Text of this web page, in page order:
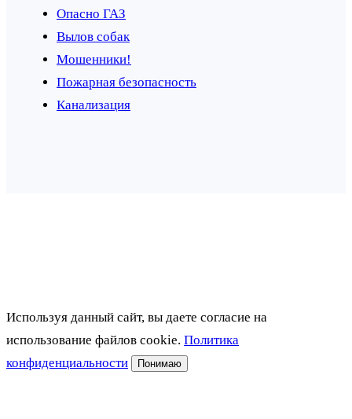
Опасно ГАЗ
Вылов собак
Мошенники!
Пожарная безопасность
Канализация
Используя данный сайт, вы даете согласие на
использование файлов cookie. Политика
конфиденциальности
Понимаю